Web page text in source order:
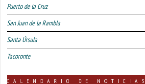
Puerto de la Cruz
San Juan de la Rambla
Santa Úrsula
Tacoronte
CALENDARIO DE NOTICIAS